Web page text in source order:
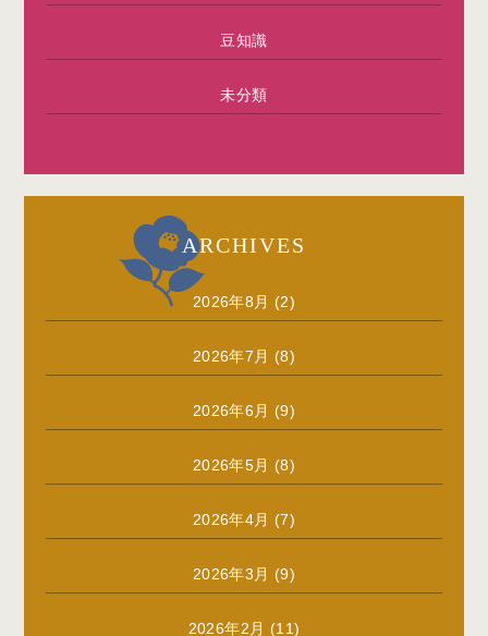
豆知識
未分類
ARCHIVES
2026年8月 (2)
2026年7月 (8)
2026年6月 (9)
2026年5月 (8)
2026年4月 (7)
2026年3月 (9)
2026年2月 (11)